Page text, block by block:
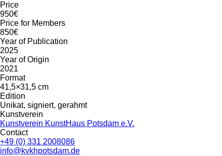
Price
950€
Price for Members
850€
Year of Publication
2025
Year of Origin
2021
Format
41,5×31,5 cm
Edition
Unikat, signiert, gerahmt
Kunstverein
Kunstverein KunstHaus Potsdam e.V.
Contact
+49 (0) 331 2008086
info@kvkhpotsdam.de